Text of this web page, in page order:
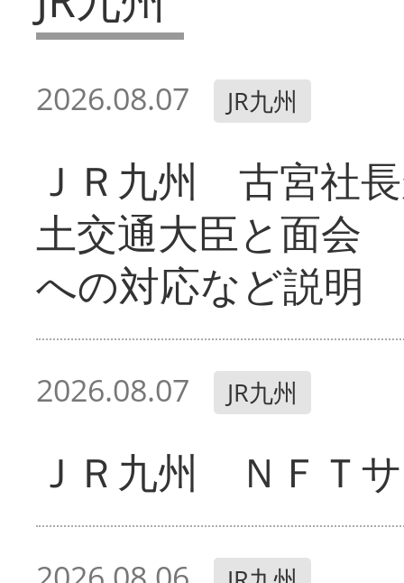
2026.08.07 JR九州
ＪＲ九州 古宮社
土交通大臣と面会
への対応など説明
2026.08.07 JR九州
ＪＲ九州 ＮＦＴ